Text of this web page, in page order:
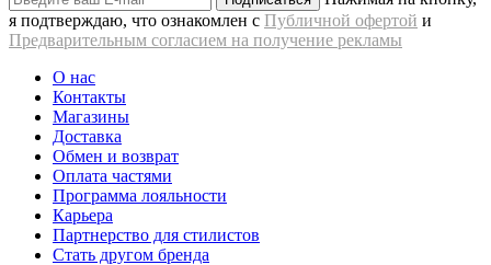
я подтверждаю, что ознакомлен с Публичной офертой и
Предварительным согласием на получение рекламы
О нас
Контакты
Магазины
Доставка
Обмен и возврат
Оплата частями
Программа лояльности
Карьера
Партнерство для стилистов
Стать другом бренда